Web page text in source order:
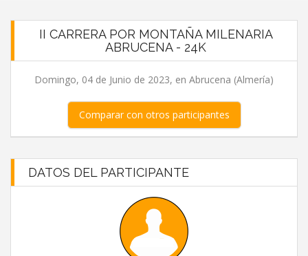
II CARRERA POR MONTAÑA MILENARIA
ABRUCENA - 24K
Domingo, 04 de Junio de 2023, en Abrucena (Almería)
Comparar con otros participantes
DATOS DEL PARTICIPANTE